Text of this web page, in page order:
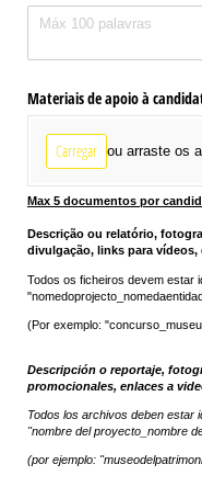
Materiais de apoio à
Carregar ou arraste os
Max 5 documentos por
Descrição ou relatório,
divulgação, links para vídeos,
Todos os ficheiros devem estar
(Por exemplo:
Descripción o reportaje,
promocionales, enlaces a
Todos los archivos deben estar
"nombre del proyecto_nombre
(por ejemplo: